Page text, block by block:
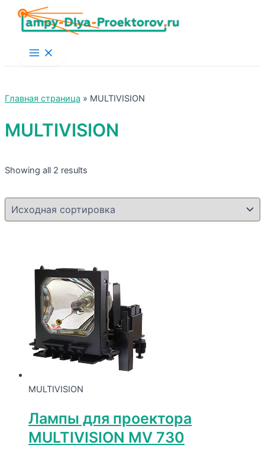
Main
Menu
Главная страница » MULTIVISION
MULTIVISION
Showing all 2 results
MULTIVISION
Лампы для проектора
MULTIVISION MV 730